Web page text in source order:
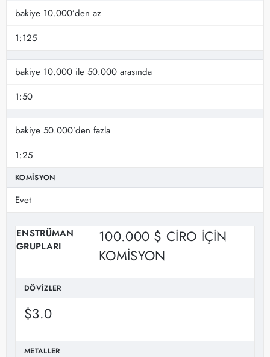
bakiye 10.000’den az
1:125
bakiye 10.000 ile 50.000 arasında
1:50
bakiye 50.000’den fazla
1:25
KOMISYON
Evet
ENSTRÜMAN
GRUPLARI
100.000 $ CIRO IÇIN
KOMISYON
DÖVIZLER
$3.0
METALLER